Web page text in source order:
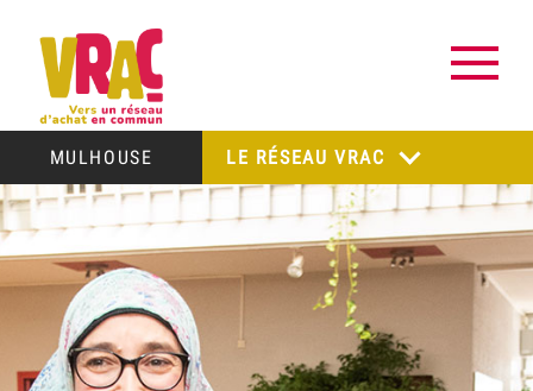
MULHOUSE LE RÉSEAU VRAC